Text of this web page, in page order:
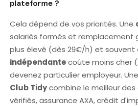
plateforme ?
Cela dépend de vos priorités. Une
salariés formés et remplacement
plus élevé (dès 29€/h) et souvent
indépendantecoûte moins cher
devenez particulier employeur. Une
Club Tidycombine le meilleur des
vérifiés, assurance AXA, crédit